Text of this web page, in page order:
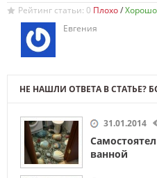
Рейтинг статьи: 0
/
Евгения
НЕ НАШЛИ ОТВЕТА В
31.01.2014
ванной